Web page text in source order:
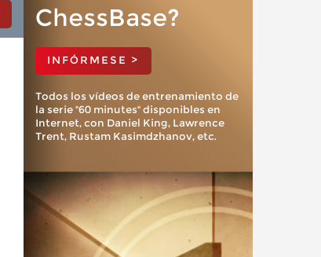
ChessBase?
INFÓRMESE >
Todos los vídeos de entrenamiento de
la serie "60 minutes" disponibles en
Internet, con Daniel King, Lawrence
Trent, Rustam Kasimdzhanov, etc.